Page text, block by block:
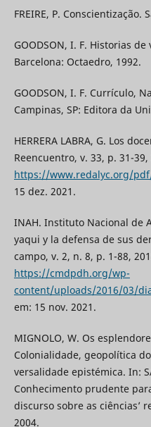
FREIRE, P. Conscientização.
GOODSON, I. F. Historias
Barcelona: Octaedro, 1992.
GOODSON, I. F. Currículo,
Campinas, SP: Editora da
HERRERA LABRA, G. Los
Reencuentro, v. 33, p. 31-
https://www.redalyc.org/
15 dez. 2021.
INAH. Instituto Nacional de
yaqui y la defensa de sus
campo, v. 2, n. 8, p. 1-88,
https://cmdpdh.org/wp-
content/uploads/2016/03/
em: 15 nov. 2021.
MIGNOLO, W. Os
Colonialidade, geopolítica
versalidade epistémica. In:
Conhecimento prudente
discurso sobre as ciências’
2004.